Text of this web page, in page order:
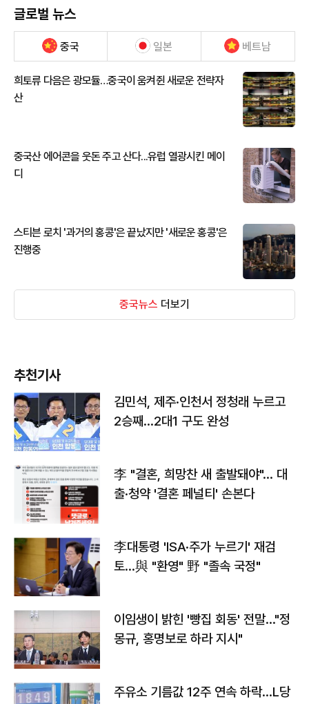
글로벌 뉴스
중국 일본 베트남
희토류 다음은 광모듈…중국이 움켜쥔 새로운 전략자
산
중국산 에어콘을 웃돈 주고 산다...유럽 열광시킨 메이
디
스티븐 로치 '과거의 홍콩'은 끝났지만 '새로운 홍콩'은
진행중
중국뉴스 더보기
추천기사
김민석, 제주·인천서 정청래 누르고
2승째…2대1 구도 완성
李 "결혼, 희망찬 새 출발돼야"… 대
출·청약 '결혼 페널티' 손본다
李대통령 'ISA·주가 누르기' 재검
토…與 "환영" 野 "졸속 국정"
이임생이 밝힌 '빵집 회동' 전말…"정
몽규, 홍명보로 하라 지시"
주유소 기름값 12주 연속 하락…L당